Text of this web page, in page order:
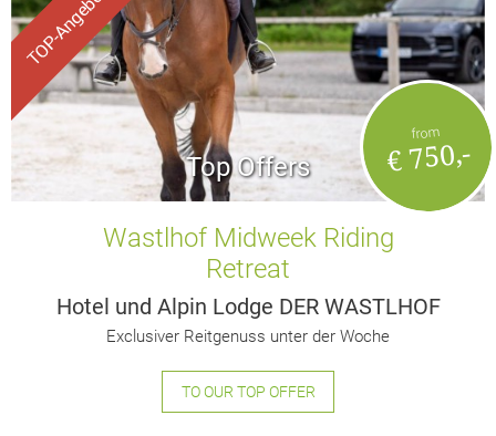
from
€ 750,-
Top Offers
Wastlhof Midweek Riding
Retreat
Hotel und Alpin Lodge DER WASTLHOF
Exclusiver Reitgenuss unter der Woche
TO OUR TOP OFFER